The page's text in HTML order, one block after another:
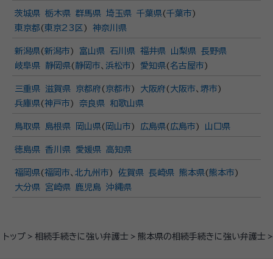
トップ 相続手続きに強い弁護士 熊本県の相続手続きに強い弁護士
茨城県 栃木県 群馬県 埼玉県 千葉県(千葉市)
東京都 ( 東京23区 ) 神奈川県
新潟県(新潟市) 富山県 石川県 福井県 山梨県 長野県
岐阜県
静岡県( 静岡市、 浜松市) 愛知県( 名古屋市)
三重県 滋賀県 京都府( 京都市) 大阪府( 大阪市、 堺市)
兵庫県(神戸市) 奈良県 和歌山県
鳥取県 島根県 岡山県( 岡山市) 広島県( 広島市) 山口県
徳島県 香川県 愛媛県 高知県
福岡県(福岡市、 北九州市) 佐賀県 長崎県 熊本県(熊本市)
大分県
宮崎県 鹿児島 沖縄県